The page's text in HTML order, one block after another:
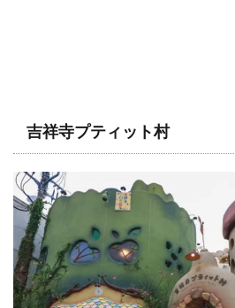
吉祥寺プティット村